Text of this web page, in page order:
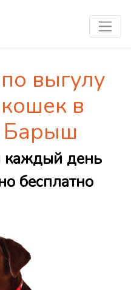
выгулу
в
Барыш
каждый день
бесплатно